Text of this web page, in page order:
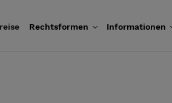
Rechtsformen Informationen